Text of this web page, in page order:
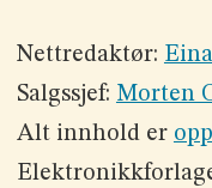
Nettredaktør:
Salgssjef: Morten
Alt innhold er